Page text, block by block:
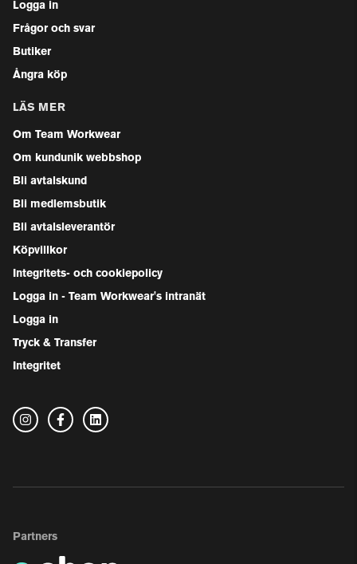
Logga in
Frågor och svar
Butiker
Ångra köp
LÄS MER
Om Team Workwear
Om kundunik webbshop
Bli avtalskund
Bli medlemsbutik
Bli avtalsleverantör
Köpvillkor
Integritets- och cookiepolicy
Logga in - Team Workwear's intranät
Logga in
Tryck & Transfer
Integritet
Partners